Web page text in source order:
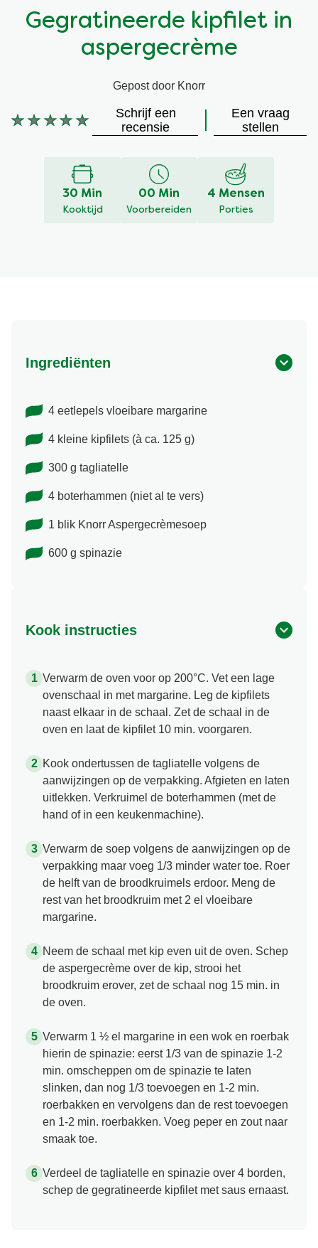
Vegetarisch
Kruiding
Gegratineerde kipfilet in
aspergecrème
Gepost door Knorr
Geen
Schrijf een
recensie
Een vraag
stellen
30 Min
Kooktijd
00 Min
Voorbereiden
4 Mensen
Porties
Ingrediënten
4 eetlepels vloeibare margarine
4 kleine kipfilets (à ca. 125 g)
300 g tagliatelle
4 boterhammen (niet al te vers)
1 blik Knorr Aspergecrèmesoep
600 g spinazie
Kook instructies
Verwarm de oven voor op 200°C. Vet een lage
ovenschaal in met margarine. Leg de kipfilets
naast elkaar in de schaal. Zet de schaal in de
oven en laat de kipfilet 10 min. voorgaren.
Kook ondertussen de tagliatelle volgens de
aanwijzingen op de verpakking. Afgieten en laten
uitlekken. Verkruimel de boterhammen (met de
hand of in een keukenmachine).
Verwarm de soep volgens de aanwijzingen op de
verpakking maar voeg 1/3 minder water toe. Roer
de helft van de broodkruimels erdoor. Meng de
rest van het broodkruim met 2 el vloeibare
margarine.
Neem de schaal met kip even uit de oven. Schep
de aspergecrème over de kip, strooi het
broodkruim erover, zet de schaal nog 15 min. in
de oven.
Verwarm 1 ½ el margarine in een wok en roerbak
hierin de spinazie: eerst 1/3 van de spinazie 1-2
min. omscheppen om de spinazie te laten
slinken, dan nog 1/3 toevoegen en 1-2 min.
roerbakken en vervolgens dan de rest toevoegen
en 1-2 min. roerbakken. Voeg peper en zout naar
smaak toe.
Verdeel de tagliatelle en spinazie over 4 borden,
schep de gegratineerde kipfilet met saus ernaast.